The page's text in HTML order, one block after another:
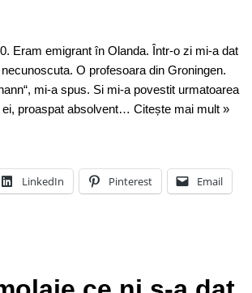
Eram emigrant în Olanda. Într-o zi mi-a dat
O profesoara din Groningen.
mi-a spus. Si mi-a povestit urmatoarea
proaspat absolvent… Citește mai mult »
LinkedIn Pinterest Email